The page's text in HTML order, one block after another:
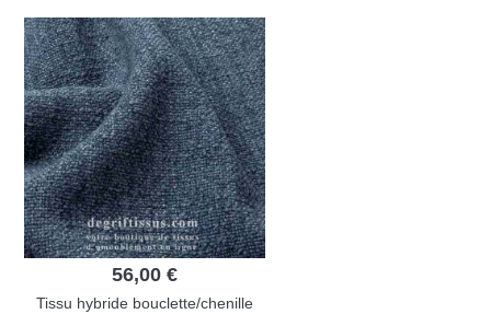
56,00 €
Tissu hybride bouclette/chenille